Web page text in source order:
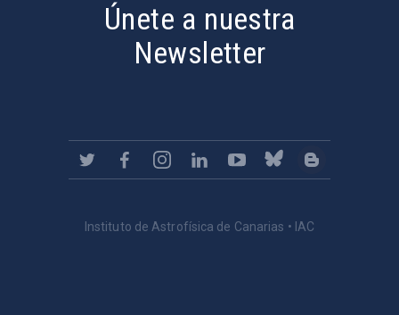
Únete a nuestra
Newsletter
Instituto de Astrofísica de Canarias • IAC